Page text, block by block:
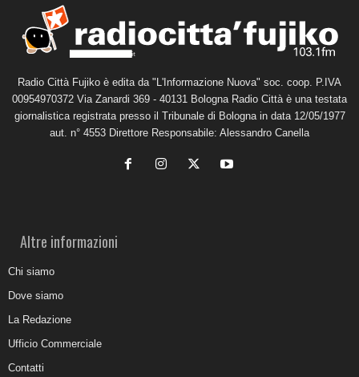
Radio Città Fujiko è edita da "L'Informazione Nuova" soc. coop. P.IVA
00954970372 Via Zanardi 369 - 40131 Bologna Radio Città è una testata
giornalistica registrata presso il Tribunale di Bologna in data 12/05/1977
aut. n° 4553 Direttore Responsabile: Alessandro Canella
Altre informazioni
Chi siamo
Dove siamo
La Redazione
Ufficio Commerciale
Contatti